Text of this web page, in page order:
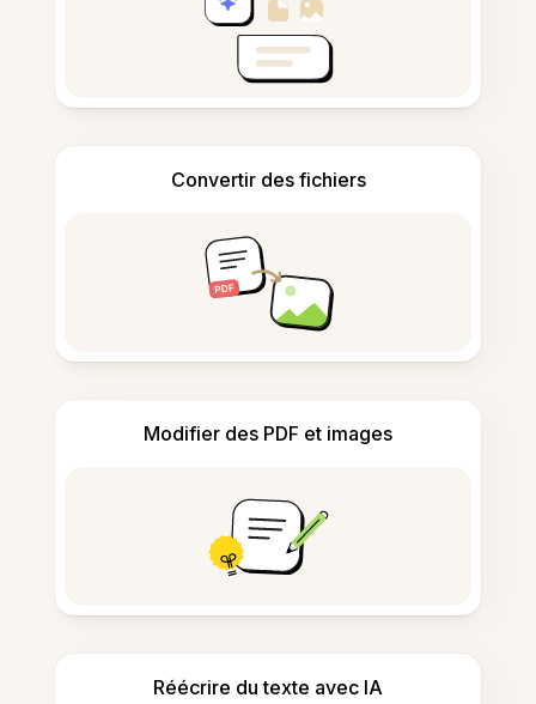
Convertir des fichiers
Modifier des PDF et images
Réécrire du texte avec IA